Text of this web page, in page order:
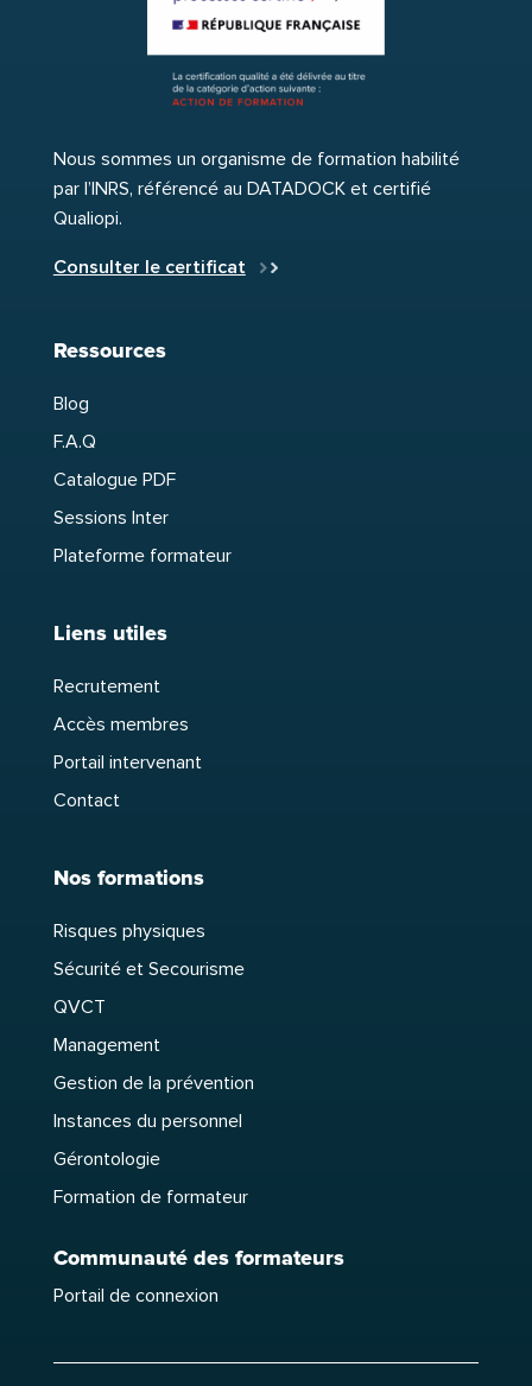
Nous sommes un organisme de formation habilité
par l’INRS, référencé au DATADOCK et certifié
Qualiopi.
Consulter le certificat
Ressources
Blog
F.A.Q
Catalogue PDF
Sessions Inter
Plateforme formateur
Liens utiles
Recrutement
Accès membres
Portail intervenant
Contact
Nos formations
Risques physiques
Sécurité et Secourisme
QVCT
Management
Gestion de la prévention
Instances du personnel
Gérontologie
Formation de formateur
Communauté des formateurs
Portail de connexion